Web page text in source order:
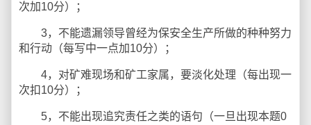
次加10分）；
3，不能遗漏领导曾经为保安全生产所做的种种努力
和行动（每写中一点加10分）；
4，对矿难现场和矿工家属，要淡化处理（每出现一
次扣10分）；
5，不能出现追究责任之类的语句（一旦出现本题0